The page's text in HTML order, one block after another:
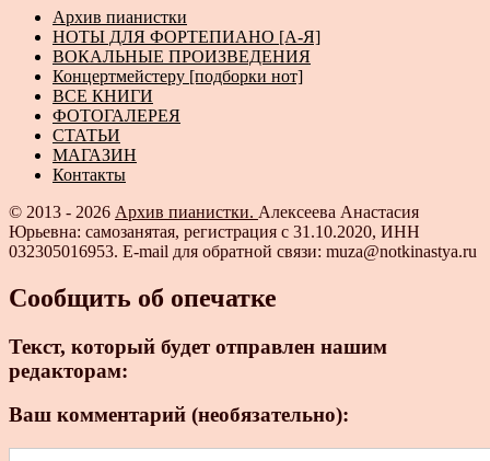
Архив пианистки
НОТЫ ДЛЯ ФОРТЕПИАНО [А-Я]
ВОКАЛЬНЫЕ ПРОИЗВЕДЕНИЯ
Концертмейстеру [подборки нот]
ВСЕ КНИГИ
ФОТОГАЛЕРЕЯ
СТАТЬИ
МАГАЗИН
Контакты
© 2013 - 2026 Архив пианистки. Алексеева Анастасия
Юрьевна: самозанятая, регистрация с 31.10.2020, ИНН
032305016953. E-mail для обратной связи: muza@notkinastya.ru
Сообщить об опечатке
Текст, который будет отправлен нашим
редакторам:
Ваш комментарий (необязательно):